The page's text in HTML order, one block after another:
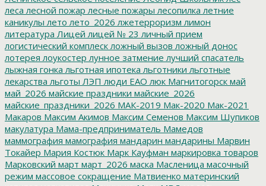
леса лесной пожар лесные пожары лесопилка летние
каникулы лето лето_2026 лжетерроризм лимон
литература Лицей лицей № 23 личный прием
логистический комплеск ложный вызов ложный донос
лотерея лоукостер лунное затмение лучший спасатель
лыжная гонка льготная ипотека льготники льготные
лекарства льготы ЛЭП люди ЕАО люк Магнитогорск май
май_2026 майские праздники майские_2026
майские_праздники_2026 МАК-2019 Мак-2020 Мак-2021
Макаров Максим Акимов Максим Семенов Максим Шупиков
макулатура Мама-предприниматель Мамедов
маммография мамография мандарин мандарины Марвин
Токайер Мария Костюк Марк Кауфман маркировка товаров
Марковский март март_2026 маска Масленица масочный
режим массовое сокращение Матвиенко материнский